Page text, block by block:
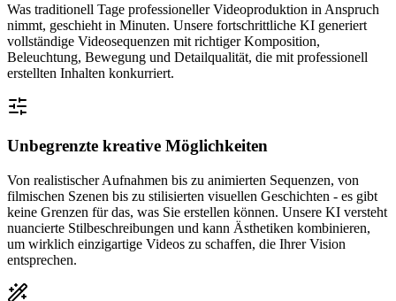
Was traditionell Tage professioneller Videoproduktion in Anspruch
nimmt, geschieht in Minuten. Unsere fortschrittliche KI generiert
vollständige Videosequenzen mit richtiger Komposition,
Beleuchtung, Bewegung und Detailqualität, die mit professionell
erstellten Inhalten konkurriert.
Unbegrenzte kreative Möglichkeiten
Von realistischer Aufnahmen bis zu animierten Sequenzen, von
filmischen Szenen bis zu stilisierten visuellen Geschichten - es gibt
keine Grenzen für das, was Sie erstellen können. Unsere KI versteht
nuancierte Stilbeschreibungen und kann Ästhetiken kombinieren,
um wirklich einzigartige Videos zu schaffen, die Ihrer Vision
entsprechen.